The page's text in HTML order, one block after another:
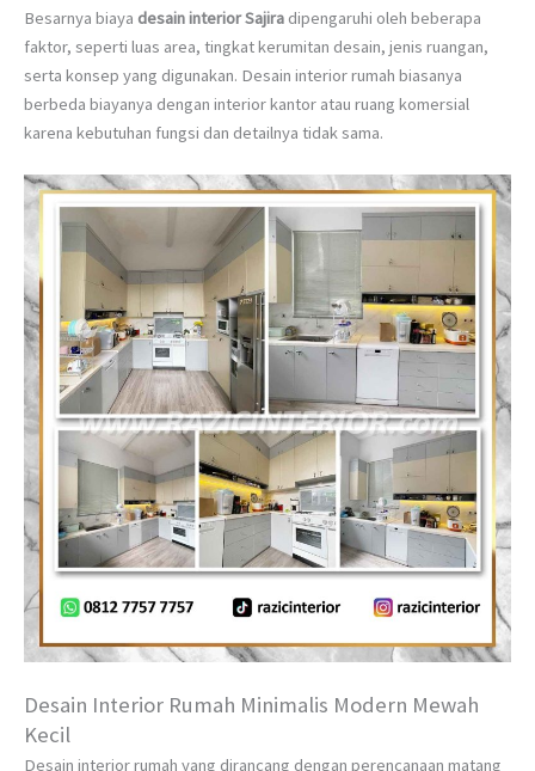
Besarnya biaya desain interior Sajira dipengaruhi oleh beberapa
faktor, seperti luas area, tingkat kerumitan desain, jenis ruangan,
serta konsep yang digunakan. Desain interior rumah biasanya
berbeda biayanya dengan interior kantor atau ruang komersial
karena kebutuhan fungsi dan detailnya tidak sama.
Desain Interior Rumah Minimalis Modern Mewah
Kecil
Desain interior rumah yang dirancang dengan perencanaan matang